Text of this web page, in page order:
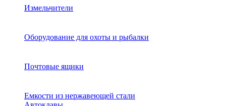
Измельчители
Оборудование для охоты и рыбалки
Почтовые ящики
Емкости из нержавеющей стали